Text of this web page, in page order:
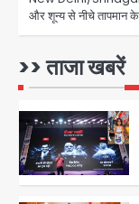
और शून्य से नीचे तापमान
>> ताजा खबरें
1
2